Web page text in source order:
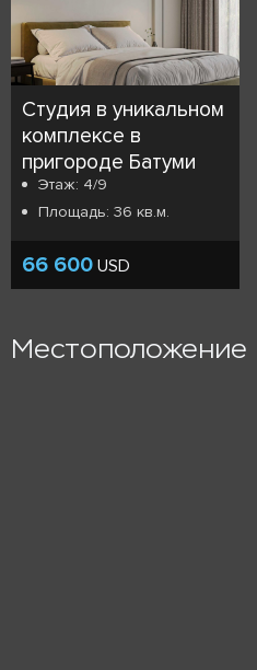
Студия в уникальном
комплексе в
пригороде Батуми
Этаж: 4/9
Площадь: 36 кв.м.
66 600 USD
Местоположение